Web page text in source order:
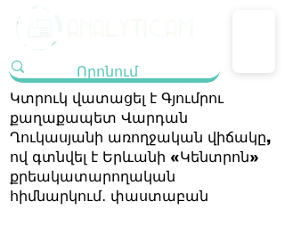
Կտրուկ վատացել է Գյումրու
քաղաքապետ Վարդան
Ղուկասյանի առողջական վիճակը,
ով գտնվել է Երևանի «Կենտրոն»
քրեակատարողական
հիմնարկում․ փաստաբան